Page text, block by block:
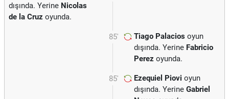
dışında. Yerine Nicolas
de la Cruz oyunda.
85' Tiago Palacios oyun
dışında. Yerine Fabricio
Perez oyunda.
85' Ezequiel Piovi oyun
dışında. Yerine Gabriel